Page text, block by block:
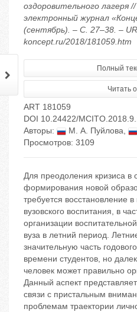
оздоровительного лагеря
электронный журнал
(сентябрь). – С. 27–38. –
koncept.ru/2018/181059.htm
Полный
Читать
ART 181059
DOI 10.24422/
Авторы:
М. А. Пуйлова,
Просмотров: 3109
Для преодоления кризиса в
формирования новой
требуется восстановление
вузовского воспитания, в
организации
вуза в летний период.
значительную часть
времени студентов, но
человек может правильно
Данный аспект
связи с пристальным
проблемам траектории